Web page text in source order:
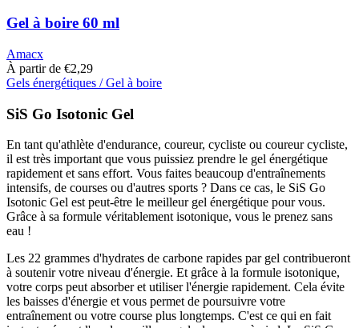
Gel à boire 60 ml
Amacx
À partir de €2,29
Gels énergétiques / Gel à boire
produit
plusieurs
variantes.
Cette
option
peut
être
sélectionnée
la
page
du
produit
SiS Go Isotonic Gel
En tant qu'athlète d'endurance, coureur, cycliste ou coureur cycliste,
il est très important que vous puissiez prendre le gel énergétique
rapidement et sans effort. Vous faites beaucoup d'entraînements
intensifs, de courses ou d'autres sports ? Dans ce cas, le SiS Go
Isotonic Gel est peut-être le meilleur gel énergétique pour vous.
Grâce à sa formule véritablement isotonique, vous le prenez sans
eau !
Les 22 grammes d'hydrates de carbone rapides par gel contribueront
à soutenir votre niveau d'énergie. Et grâce à la formule isotonique,
votre corps peut absorber et utiliser l'énergie rapidement. Cela évite
les baisses d'énergie et vous permet de poursuivre votre
entraînement ou votre course plus longtemps. C'est ce qui en fait